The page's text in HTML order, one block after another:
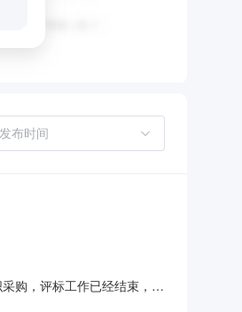
购，评标工作已经结束，中